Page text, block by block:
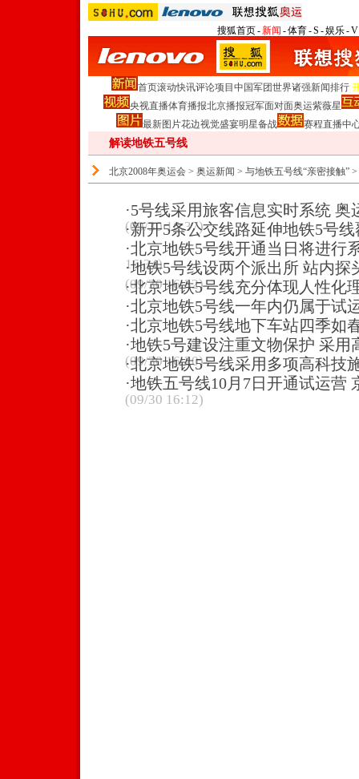
搜狐首页-新闻 -体育-S -娱乐-V
首页滚动快讯评论项目 中国军团世界诸强新闻排行
央视直播体育播报北京播报冠军面对面奥运紫薇星
最新图片花边视觉盛宴明星备战 赛程直播中
解读地铁五号线
北京2008年奥运会 > 奥运新闻 > 与地铁五号线“亲密接触” >
·5号线采用旅客信息实时系统 奥
(09/30 16:37)
·新开5条公交线路延伸地铁5号
·北京地铁5号线开通当日将进行
16:34)
·地铁5号线设两个派出所 站内探
(09/30 16:32)
·北京地铁5号线充分体现人性化
·北京地铁5号线一年内仍属于试
·北京地铁5号线地下车站四季如
·地铁5号建设注重文物保护 采用
(09/30 16:20)
·北京地铁5号线采用多项高科技
·地铁五号线10月7日开通试运营
(09/30 16:12)